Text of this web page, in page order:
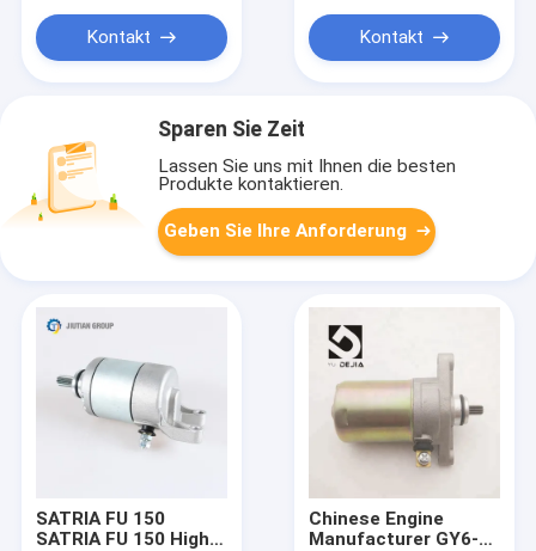
Kontakt Kontakt
Sparen Sie Zeit
Lassen Sie uns mit Ihnen die besten
Produkte kontaktieren.
Geben Sie Ihre Anforderung
SATRIA FU 150
SATRIA FU 150 High
Chinese Engine
Manufacturer GY6-50